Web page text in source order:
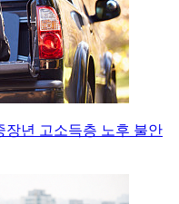
장년 고소득층 노후 불안